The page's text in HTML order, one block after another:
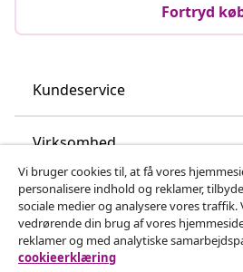
Fortryd
Kundeservice
Virksomhed
vidaXL
Opdag mere
Vi bruger cookies til, at få vores
personalisere indhold og reklamer,
sociale medier og analysere vores
vedrørende din brug af vores
reklamer og med analytiske
cookieerklæring